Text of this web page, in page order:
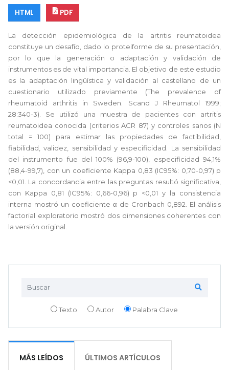
Texto Autor Palabra Clave
MÁS LEÍDOS ÚLTIMOS ARTÍCULOS
HTML PDF
La detección epidemiológica de la artritis reumatoidea
constituye un desafío, dado lo proteiforme de su presentación,
por lo que la generación o adaptación y validación de
instrumentos es de vital importancia. El objetivo de este estudio
es la adaptación lingüística y validación al castellano de un
cuestionario utilizado previamente (The prevalence of
rheumatoid arthritis in Sweden. Scand J Rheumatol 1999;
28:340-3). Se utilizó una muestra de pacientes con artritis
reumatoidea conocida (criterios ACR 87) y controles sanos (N
total = 100) para estimar las propiedades de factibilidad,
fiabilidad, validez, sensibilidad y especificidad. La sensibilidad
del instrumento fue del 100% (96,9-100), especificidad 94,1%
(88,4-99,7), con un coeficiente Kappa 0,83 (IC95%: 0,70-0,97) p
<0,01. La concordancia entre las preguntas resultó significativa,
con Kappa 0,81 (IC95%: 0,66-0,96) p <0,01 y la consistencia
interna mostró un coeficiente α de Cronbach 0,892. El análisis
factorial exploratorio mostró dos dimensiones coherentes con
la versión original.